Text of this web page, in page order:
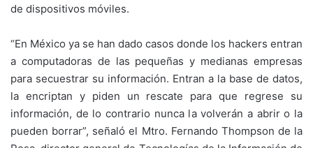
de dispositivos móviles.
“En México ya se han dado casos donde los hackers entran
a computadoras de las pequeñas y medianas empresas
para secuestrar su información. Entran a la base de datos,
la encriptan y piden un rescate para que regrese su
información, de lo contrario nunca la volverán a abrir o la
pueden borrar”, señaló el Mtro. Fernando Thompson de la